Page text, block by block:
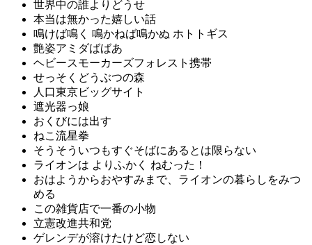
世界中の誰よりどうせ
本当は無かった嬉しい話
鳴けば鳴く 鳴かねば鳴かぬ ホトトギス
艶姿アミダばばあ
ヘビースモーカーズフォレスト携帯
せっそくどうぶつの森
人口東京ビッグサイト
遮光器っ娘
おくびには出す
ねこ流星拳
そうそういつもすぐそばにあるとは限らない
ライオンは よりふかく ねむった！
おはようからおやすみまで、ライオンの暮らしをみつ
める
この雑貨店で一番の小物
立憲改進共和党
ゲレンデが溶けたけど恋しない